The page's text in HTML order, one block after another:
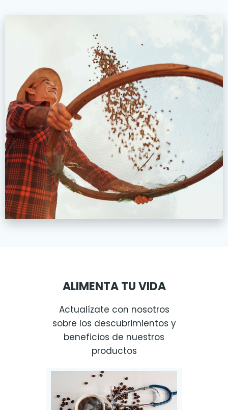
ALIMENTA TU VIDA
Actualízate con nosotros
sobre los descubrimientos y
beneficios de nuestros
productos